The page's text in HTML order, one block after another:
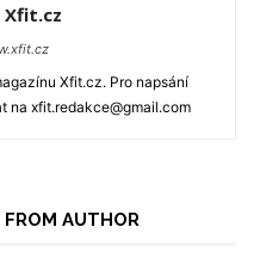
Xfit.cz
Xfit.cz. Pro napsání
na xfit.redakce@gmail.com
FROM AUTHOR